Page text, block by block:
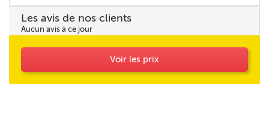
Les avis de nos clients
Aucun avis à ce jour
Voir les prix